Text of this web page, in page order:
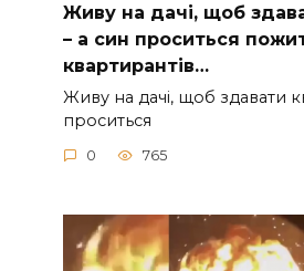
Живу на дачі, щоб
– а син проситься
квартирантів…
Живу на дачі, щоб здавати
проситься
0 765